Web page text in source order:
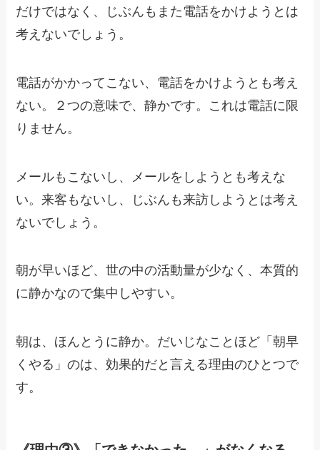
だけではなく、じぶんもまた電話をかけようとは
考えないでしょう。
電話がかかってこない、電話をかけようとも考え
ない。２つの意味で、静かです。これは電話に限
りません。
メールもこないし、メールをしようとも考えな
い。来客もないし、じぶんも来訪しようとは考え
ないでしょう。
朝が早いほど、世の中の活動量が少なく、本質的
に静かなので集中しやすい。
朝は、ほんとうに静か。だいじなことほど「朝早
くやる」のは、効果的だと言える理由のひとつで
す。